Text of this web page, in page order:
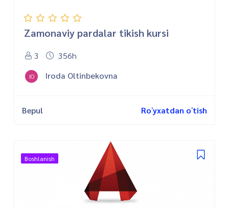
Zamonaviy pardalar tikish kursi
3 356h
IO Iroda Oltinbekovna
Bepul Roʻyxatdan oʻtish
Boshlanish